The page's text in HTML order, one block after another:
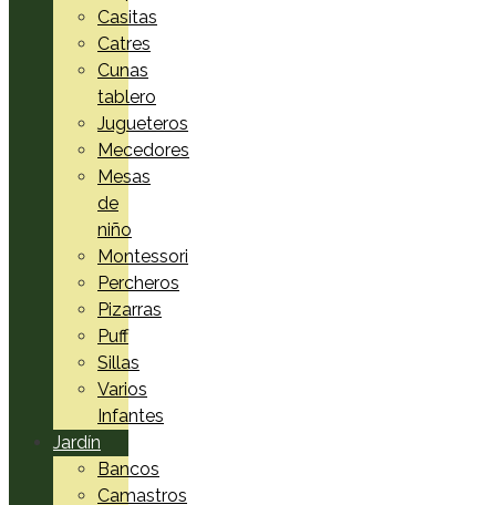
Casitas
Catres
Cunas
tablero
Jugueteros
Mecedores
Mesas
de
niño
Montessori
Percheros
Pizarras
Puff
Sillas
Varios
Infantes
Jardín
Bancos
Camastros